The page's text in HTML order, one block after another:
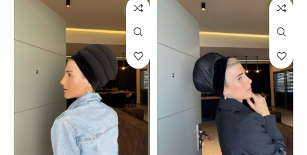
-17%
-17%